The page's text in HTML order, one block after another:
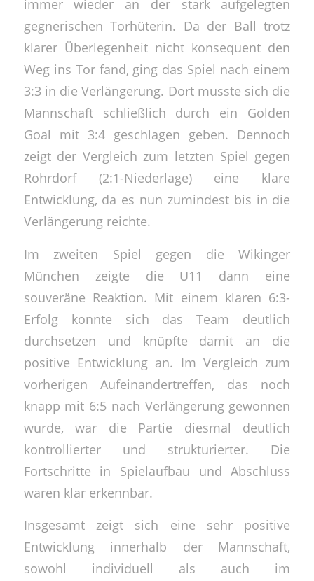
immer wieder an der stark aufgelegten
gegnerischen Torhüterin. Da der Ball trotz
klarer Überlegenheit nicht konsequent den
Weg ins Tor fand, ging das Spiel nach einem
3:3 in die Verlängerung. Dort musste sich die
Mannschaft schließlich durch ein Golden
Goal mit 3:4 geschlagen geben. Dennoch
zeigt der Vergleich zum letzten Spiel gegen
Rohrdorf (2:1-Niederlage) eine klare
Entwicklung, da es nun zumindest bis in die
Verlängerung reichte.
Im zweiten Spiel gegen die Wikinger
München zeigte die U11 dann eine
souveräne Reaktion. Mit einem klaren 6:3-
Erfolg konnte sich das Team deutlich
durchsetzen und knüpfte damit an die
positive Entwicklung an. Im Vergleich zum
vorherigen Aufeinandertreffen, das noch
knapp mit 6:5 nach Verlängerung gewonnen
wurde, war die Partie diesmal deutlich
kontrollierter und strukturierter. Die
Fortschritte in Spielaufbau und Abschluss
waren klar erkennbar.
Insgesamt zeigt sich eine sehr positive
Entwicklung innerhalb der Mannschaft,
sowohl individuell als auch im